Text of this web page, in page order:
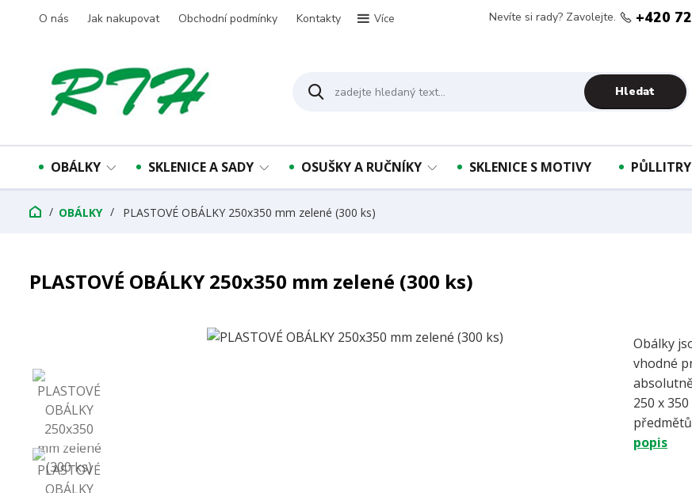
O nás Jak nakupovat Obchodní podmínky Kontakty Více
Hledat
Nevíte si rady? Zavolejte. +420
OBÁLKY SKLENICE A SADY OSUŠKY A RUČNÍKY SKLENICE S MOTIVY
OBÁLKY PLASTOVÉ OBÁLKY 250x350 mm zelené (300 ks)
PLASTOVÉ OBÁLKY 250x350 mm zelené (300 ks)
Obálky
vhodné
250 x
popis